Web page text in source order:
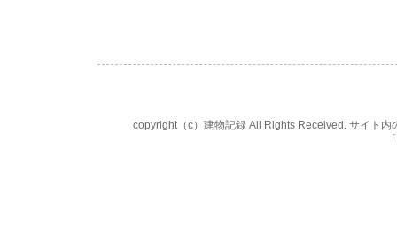
copyright（c）建物記録 All Rights Received. サイト